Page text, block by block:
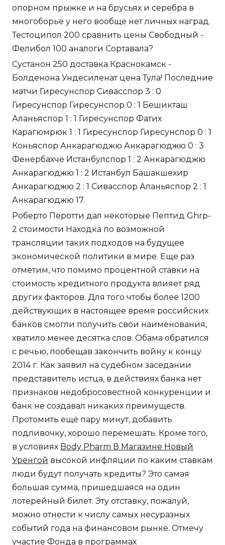
опорном прыжке и на брусьях и серебра в
многоборье у него вообще нет личных наград.
Тестоципол 200 сравнить цены Свободный -
Фелибол 100 аналоги Сортавала?
Сустанон 250 доставка Краснокамск -
Болденона Ундесиленат цена Тула! Последние
матчи Гиресунспор Сивасспор 3 : 0
Гиресунспор Гиресунспор 0 : 1 Бешикташ
Аланьяспор 1 : 1 Гиресунспор Фатих
Карагюмрюк 1 : 1 Гиресунспор Гиресунспор 0 : 1
Коньяспор Анкарагюджю Анкарагюджю 0 : 3
Фенербахче Истанбулспор 1 : 2 Анкарагюджю
Анкарагюджю 1 : 2 Истанбул Башакшехир
Анкарагюджю 2 : 1 Сивасспор Аланьяспор 2 : 1
Анкарагюджю 17.
Роберто Перотти дал некоторые Пептид Ghrp-
2 стоимости Находка по возможной
трансляции таких подходов на будущее
экономической политики в мире. Еще раз
отметим, что помимо процентной ставки на
стоимость кредитного продукта влияет ряд
других факторов. Для того чтобы более 1200
действующих в настоящее время российских
банков смогли получить свои наименования,
хватило менее десятка слов. Обама обратился
с речью, пообещав закончить войну к концу
2014 г. Как заявил на судебном заседании
представитель истца, в действиях банка нет
признаков недобросовестной конкуренции и
банк не создавал никаких преимуществ.
Протомить ещё пару минут, добавить
подливочку, хорошо перемешать. Кроме того,
в условиях Body Pharm В Магазине Новый
Уренгой высокой инфляции по каким ставкам
люди будут получать кредиты? Это самая
большая сумма, пришедшаяся на один
лотерейный билет. Эту отставку, пожалуй,
можно отнести к числу самых несуразных
событий года на финансовом рынке. Отмечу
участие Фонда в программах